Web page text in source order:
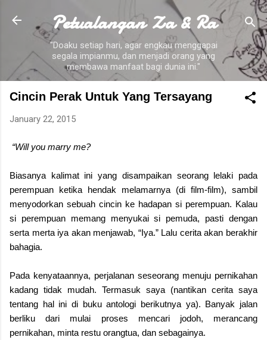
Skip to main content
Petualangan Za & Ra
"Doaku setiap hari, agar engkau menggapai
segala impianmu, dan menjadi orang yang
membawa manfaat bagi dunia ini."
Cincin Perak Untuk Yang Tersayang
January 22, 2015
“Will you marry me?
Biasanya kalimat ini yang disampaikan seorang lelaki pada
perempuan ketika hendak melamarnya (di film-film), sambil
menyodorkan sebuah cincin ke hadapan si perempuan. Kalau
si perempuan memang menyukai si pemuda, pasti dengan
serta merta iya akan menjawab, “Iya.” Lalu cerita akan berakhir
bahagia.
Pada kenyataannya, perjalanan seseorang menuju pernikahan
kadang tidak mudah. Termasuk saya (nantikan cerita saya
tentang hal ini di buku antologi berikutnya ya). Banyak jalan
berliku dari mulai proses mencari jodoh, merancang
pernikahan, minta restu orangtua, dan sebagainya.